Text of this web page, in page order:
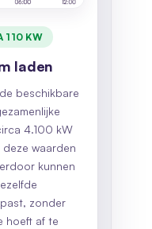
110 KW
laden
beschikbare
4.100 kW
deze waarden
kunnen
zonder
hoeft af te